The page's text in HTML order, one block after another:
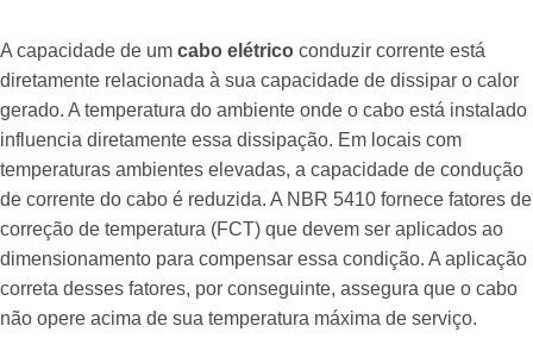
A capacidade de um cabo elétrico conduzir corrente está
diretamente relacionada à sua capacidade de dissipar o calor
gerado. A temperatura do ambiente onde o cabo está instalado
influencia diretamente essa dissipação. Em locais com
temperaturas ambientes elevadas, a capacidade de condução
de corrente do cabo é reduzida. A NBR 5410 fornece fatores de
correção de temperatura (FCT) que devem ser aplicados ao
dimensionamento para compensar essa condição. A aplicação
correta desses fatores, por conseguinte, assegura que o cabo
não opere acima de sua temperatura máxima de serviço.